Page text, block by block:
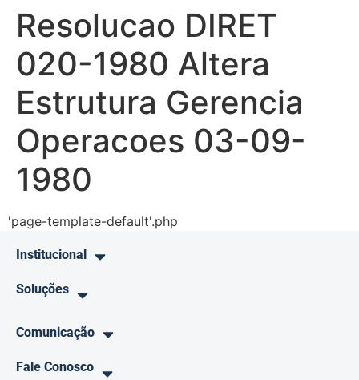
Resolucao DIRET
020-1980 Altera
Estrutura Gerencia
Operacoes 03-09-
1980
'page-template-default'.php
Institucional
Soluções
Comunicação
Fale Conosco